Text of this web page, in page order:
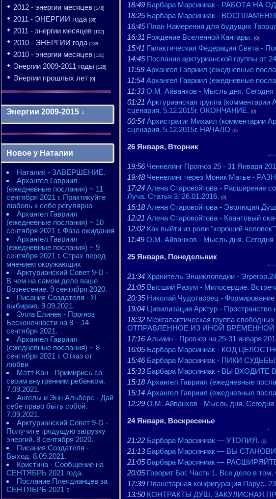
2012 - энергии месяцев [148]
2011 - ЭНЕРГИИ года [88]
2011 - энергии месяцев [102]
2010 - ЭНЕРГИИ года [139]
2010 - энергии месяцев [131]
Энергии 2009-2011 годы [128]
Энергии прошлых лет [0]
Энергии 2009-2015 ↓
2010 - энергии месяцев
2010 - ЭНЕРГИИ года
2011 - энергии месяцев
2011 - ЭНЕРГИИ года
2012 - энергии месяцев
2012 - ЭНЕРГИИ года
2013 - энергии месяцев
2013 - ЭНЕРГИИ года
2014 - энергии месяцев
2014 - ЭНЕРГИИ года
2015 - энергии месяцев
2015 - ЭНЕРГИИ года
Новое у Наталии
Наталия - ЗАВЕРШЕНИЕ.
Архангел Гавриил
(ежедневные послания) ~ 11
сентября 2021 г. Практикуйте
любовь к себе регулярно
Архангел Гавриил
(ежедневные послания) ~ 10
сентября 2021 г. Фаза ожидания
Архангел Гавриил
(ежедневные послания) ~ 9
сентября 2021 г. Страх перед
мнением окружающих
Арктурианский Совет 9-D -
В чем на самом деле ваше
Вознесение. 9 сентября 2020.
Писания Создателя - Я
выбираю. 9.09.2021.
Элла Елинек - Прогноз
Бесконечности на 8 – 14
сентября 2021.
Архангел Гавриил
(ежедневные послания) ~ 8
сентября 2021 г. Отказ от
любви
Мэтт Кан - Примирись со
своим внутренним ребенком.
7.09.2021.
Ангелы и Энн Альберс - Дай
себе право быть собой.
7.09.2021.
Арктурианский Совет 9-D -
Получите грядущую загрузку
энергий. 8 сентября 2020.
Писания Создателя -
Выход. 8.09.2021.
Кристина - Сообщение на
СЕНТЯБРЬ 2021 года.
Послание Плеядианцев за
СЕНТЯБРЬ 2021 г.
18:49 Барбара Марсиниак - РАБОТА НА
18:25 Барбара Марсиниак -
16:45 План Намерения для будущих
16:31 Рождение Вселенной Кантары. (0)
15:41 Галактическая Федерация Света -
14:45 Послание арктурианской группы от
11:59 Архангел Гавриил (ежедневные
11:54 Архангел Гавриил (ежедневные
11:33 О.М. Айванхов - Мысль дня. Сегодня
01:21 Арктурианская группа
сценария. 5.12.2015г. ОКОНЧАНИЕ. (0)
00:54 Архистратиг Михаил (комментарии
сценария. 5.12.2015г. НАЧАЛО (0)
26 Января, Вторник
19:56 Ченнелинг Прогноз 25 - 31 Января
19:48 Ченнелинг через Моник Матье -
17:24 Алена Старовойтова - Расширение
Луча. Статья 3. 26.01.2016. (0)
16:18 Алена Старовойтова - Эволюция
12:21 Алена Старовойтова - Квантовый
12:02 Как выйти из роли "хороший
11:49 О.М. Айванхов - Мысль дня. Сегодня
25 Января, Понедельник
21:34 Хранитель Энциклопедии -
21:05 Высший Разум - Милосердие.
20:35 Николай Чудотворец -
19:04 Цивилизация Арктур - Пространство
18:32 Межгалактическая группа
ОТПРАВЛЕННОЕ ИЗ ИНОЙ ВРЕМЕННОЙ
17:16 Альмин - Прогноз на 25-31 января
16:05 Барбара Марсиниак - КОД
15:46 Барбара Марсиниак - ПИКИ
15:33 Барбара Марсиниак - ВЫ
15:18 Архангел Гавриил (ежедневные
15:14 Архангел Гавриил (ежедневные
12:29 О.М. Айванхов - Мысль дня. Сегодня
24 Января, Воскресенье
21:22 Барбара Марсиниак — УТОПИЯ. (0)
21:13 Барбара Марсиниак — ВЫ
21:05 Барбара Марсиниак —
20:05 Говорит Бог. Часть 1. Все дело в
17:39 Планетарная конфигурация Парус.
13:50 КОНТРАКТЫ ДУШ, ЗАКУЛИСНАЯ